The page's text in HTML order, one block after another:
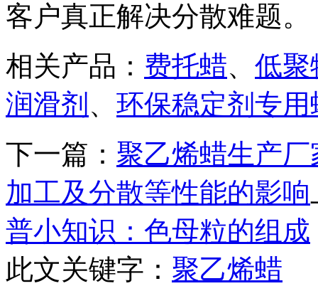
客户真正解决分散难题。
相关产品： 费托蜡、 低聚
润滑剂 、 环保稳定剂专用
下一篇： 聚乙烯蜡生产
加工及分散等性能的影响
普小知识：色母粒的组成
此文关键字： 聚乙烯蜡